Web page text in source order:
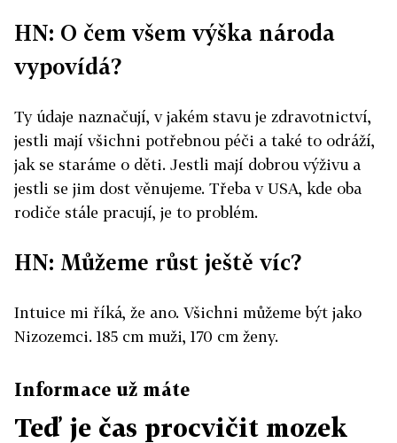
HN: O čem všem výška národa
vypovídá?
Ty údaje naznačují, v jakém stavu je zdravotnictví,
jestli mají všichni potřebnou péči a také to odráží,
jak se staráme o děti. Jestli mají dobrou výživu a
jestli se jim dost věnujeme. Třeba v USA, kde oba
rodiče stále pracují, je to problém.
HN: Můžeme růst ještě víc?
Intuice mi říká, že ano. Všichni můžeme být jako
Nizozemci. 185 cm muži, 170 cm ženy.
Informace už máte
Teď je čas procvičit mozek